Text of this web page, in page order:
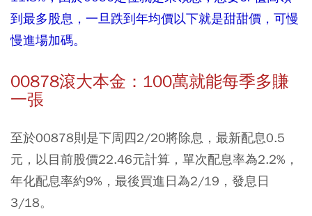
到最多股息，一旦跌到年均價以下就是甜甜價，可慢
慢進場加碼。
00878滾大本金：100萬就能每季多賺
一張
至於00878則是下周四2/20將除息，最新配息0.5
元，以目前股價22.46元計算，單次配息率為2.2%，
年化配息率約9%，最後買進日為2/19，發息日
3/18。